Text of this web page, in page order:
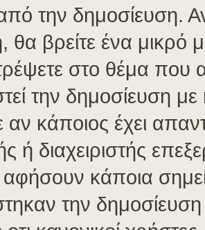
την δημοσίευση.
θα βρείτε ένα
στο θέμα που
την δημοσίευση
αν κάποιος έχει
ή διαχειριστής
κάποια
την